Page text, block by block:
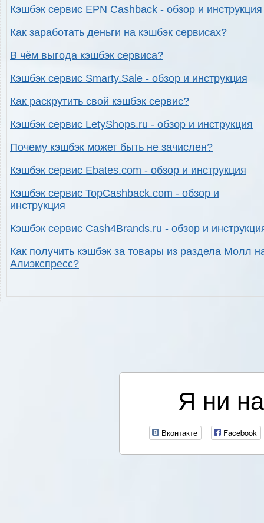
Кэшбэк сервис EPN Cashback - обзор и инструкция
Как заработать деньги на кэшбэк сервисах?
В чём выгода кэшбэк сервиса?
Кэшбэк сервис Smarty.Sale - обзор и инструкция
Как раскрутить свой кэшбэк сервис?
Кэшбэк сервис LetyShops.ru - обзор и инструкция
Почему кэшбэк может быть не зачислен?
Кэшбэк сервис Ebates.com - обзор и инструкция
Кэшбэк сервис TopCashback.com - обзор и
инструкция
Кэшбэк сервис Cash4Brands.ru - обзор и
Как получить кэшбэк за товары из раздела Молл
Алиэкспресс?
Я ни
Вконтакте Facebook